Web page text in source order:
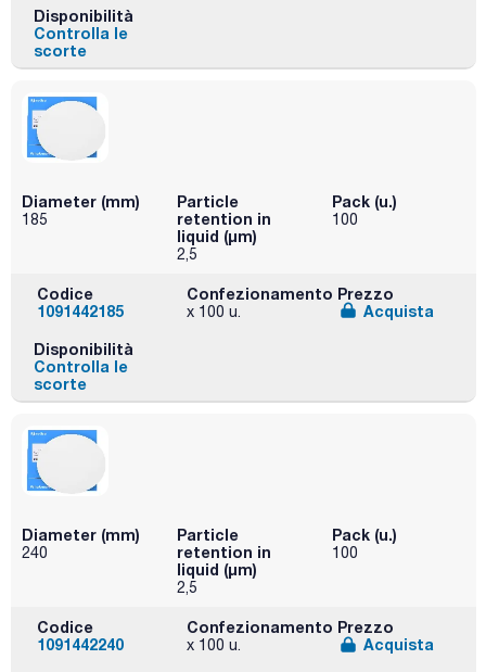
Disponibilità
Controlla le
scorte
Diameter (mm)
185
Particle
retention in
liquid (μm)
2,5
Pack (u.)
100
Codice
1091442185
Confezionamento
x 100 u.
Prezzo
Acquista
Disponibilità
Controlla le
scorte
Diameter (mm)
240
Particle
retention in
liquid (μm)
2,5
Pack (u.)
100
Codice
1091442240
Confezionamento
x 100 u.
Prezzo
Acquista